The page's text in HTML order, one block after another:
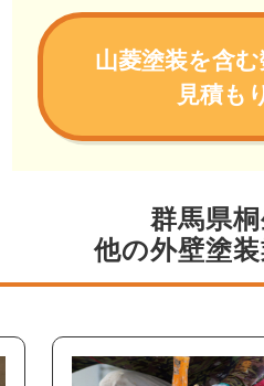
山菱塗装を含
見積も
群馬県
他の外壁塗